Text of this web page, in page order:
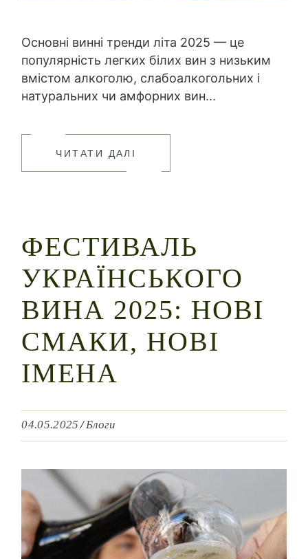
Основні винні тренди літа 2025 — це
популярність легких білих вин з низьким
вмістом алкоголю, слабоалкогольних і
натуральних чи амфорних вин...
ЧИТАТИ ДАЛІ
ФЕСТИВАЛЬ
УКРАЇНСЬКОГО
ВИНА 2025: НОВІ
СМАКИ, НОВІ
ІМЕНА
04.05.2025 Блоги